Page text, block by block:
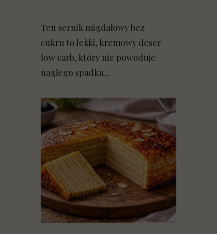
Ten sernik migdałowy bez
cukru to lekki, kremowy deser
low carb, który nie powoduje
nagłego spadku...